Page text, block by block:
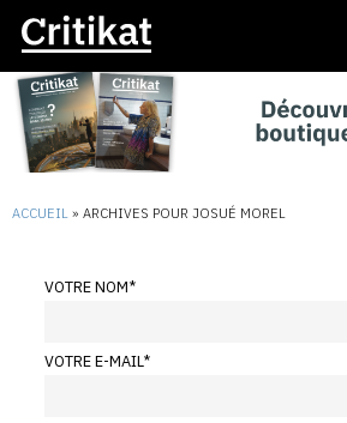
ACCUEIL » ARCHIVES POUR JOSUÉ MOREL
VOTRE NOM*
VOTRE E-MAIL*